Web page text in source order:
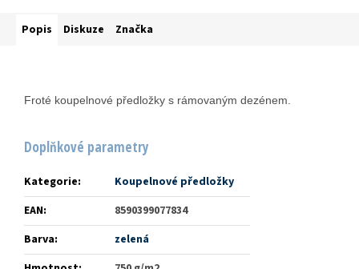
Popis Diskuze Značka
Froté koupelnové předložky s rámovaným dezénem.
Doplňkové parametry
Kategorie:
Koupelnové předložky
EAN:
8590399077834
Barva:
zelená